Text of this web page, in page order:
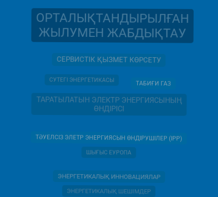
ОРТАЛЫҚТАНДЫРЫЛҒАН
ЖЫЛУМЕН ЖАБДЫҚТАУ
СЕРВИСТІК ҚЫЗМЕТ КӨРСЕТУ
СУТЕГІ ЭНЕРГЕТИКАСЫ
ТАБИҒИ ГАЗ
ТАРАТЫЛАТЫН ЭЛЕКТР ЭНЕРГИЯСЫНЫҢ
ӨНДІРІСІ
ТӘУЕЛСІЗ ЭЛЕТР ЭНЕРГИЯСЫН ӨНДІРУШІЛЕР (IPP)
ШЫҒЫС ЕУРОПА
ЭНЕРГЕТИКАЛЫҚ ИННОВАЦИЯЛАР
ЭНЕРГЕТИКАЛЫҚ ШЕШІМДЕР